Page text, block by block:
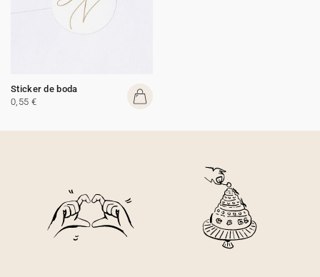
Sticker de boda
0,55 €